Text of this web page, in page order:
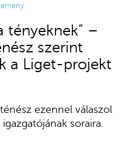
tényeknek” –
szerint
a Liget-projekt
ezennel válaszol
soraira.